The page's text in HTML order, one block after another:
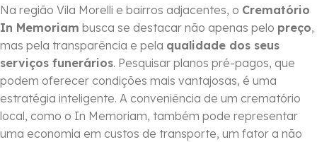
Na região Vila Morelli e bairros adjacentes, o Crematório
In Memoriam busca se destacar não apenas pelo preço,
mas pela transparência e pela qualidade dos seus
serviços funerários. Pesquisar planos pré-pagos, que
podem oferecer condições mais vantajosas, é uma
estratégia inteligente. A conveniência de um crematório
local, como o In Memoriam, também pode representar
uma economia em custos de transporte, um fator a não